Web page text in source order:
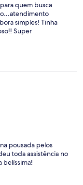
quem busca
simples! Tinha
Super
pousada pelos
toda assistência no
belíssima!